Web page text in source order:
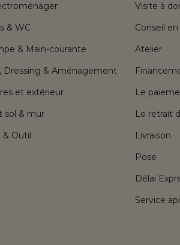
& WC
& Main-courante
Dressing & Aménagement
et extérieur
sol & mur
Outil
Visite à
Conseil
Atelier
Le
Le retrait
Livraison
Pose
Délai
Service